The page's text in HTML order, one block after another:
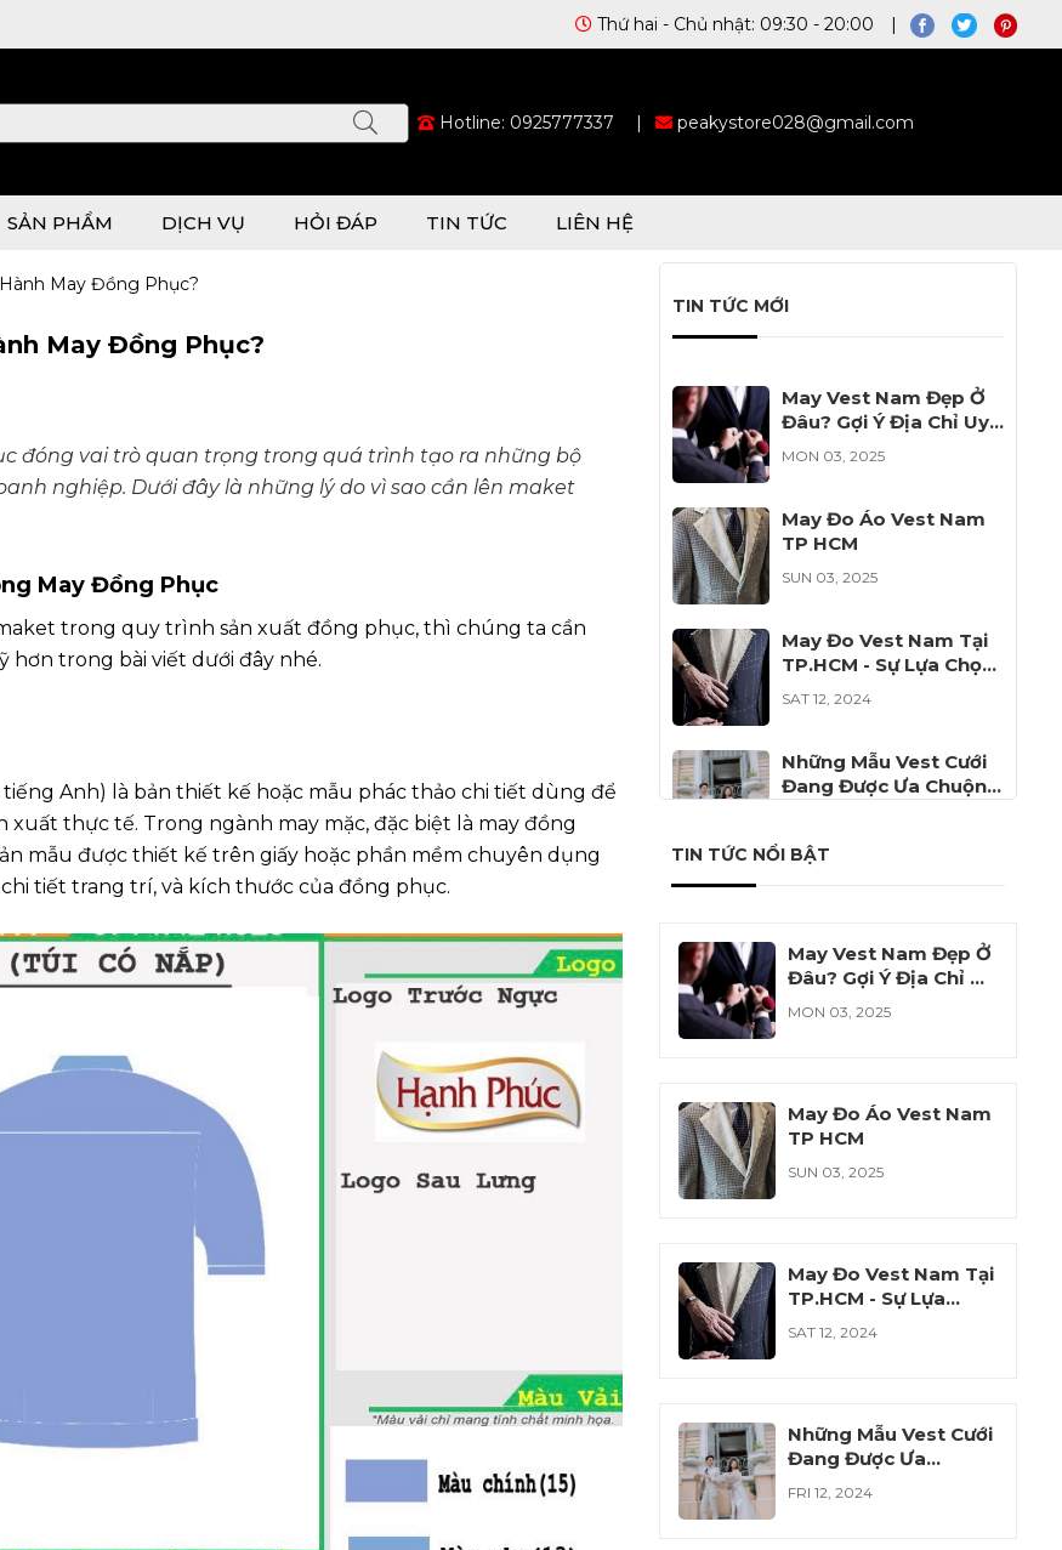
Thứ hai - Chủ nhật: 09:30 - 20:00 |
Hotline: 0925777337 | peakystore028@gmail.com
SẢN PHẨM DỊCH VỤ HỎI ĐÁP TIN TỨC LIÊN HỆ
May Đồng Phục?
May Đồng Phục?
đóng vai trò quan trọng trong quá trình tạo ra những bộ
nghiệp. Dưới đây là những lý do vì sao cần lên maket
May Đồng Phục
trong quy trình sản xuất đồng phục, thì chúng ta cần
hơn trong bài viết dưới đây nhé.
Anh) là bản thiết kế hoặc mẫu phác thảo chi tiết dùng để
thực tế. Trong ngành may mặc, đặc biệt là may đồng
mẫu được thiết kế trên giấy hoặc phần mềm chuyên dụng
tiết trang trí, và kích thước của đồng phục.
TIN TỨC MỚI
May Vest Nam Đẹp Ở
Đâu? Gợi Ý Địa Chỉ Uy
Tín Cho Bạn
MON 03, 2025
May Đo Áo Vest Nam
TP HCM
SUN 03, 2025
May Đo Vest Nam Tại
TP.HCM - Sự Lựa Chọn
Hoàn Hảo Cho Phái
Mạnh
SAT 12, 2024
Những Mẫu Vest Cưới
Đang Được Ưa Chuộng
TIN TỨC NỔI BẬT
May Vest Nam Đẹp Ở
Đâu? Gợi Ý Địa Chỉ Uy
Tín Cho Bạn
MON 03, 2025
May Đo Áo Vest Nam
TP HCM
SUN 03, 2025
May Đo Vest Nam Tại
TP.HCM - Sự Lựa
Chọn Hoàn Hảo Cho
Phái Mạnh
SAT 12, 2024
Những Mẫu Vest Cưới
Đang Được Ưa
Chuộng Năm 2024
FRI 12, 2024